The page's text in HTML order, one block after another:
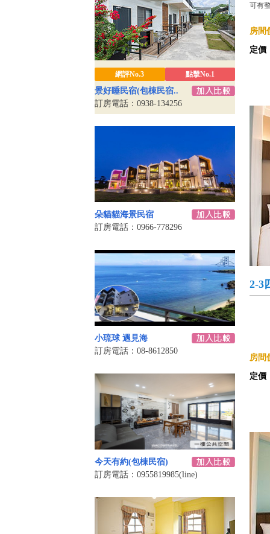
網評No.3 點擊No.1
景好睡民宿(包棟民宿..
訂房電話：0938-134256
朵貓貓海景民宿
訂房電話：0966-778296
小琉球 遇見海
訂房電話：08-8612850
今天有約(包棟民宿)
訂房電話：0955819985(line)
可有
房間
定價
2-3
房間
定價